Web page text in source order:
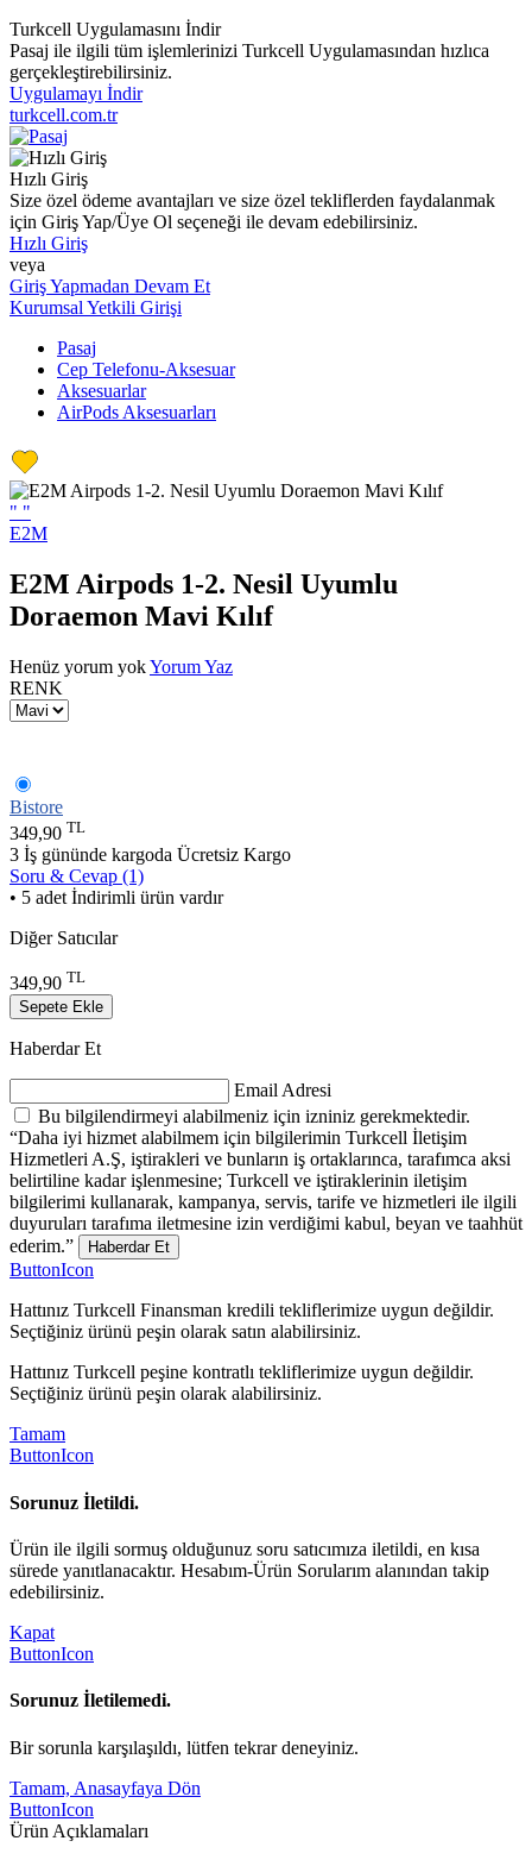
Turkcell Uygulamasını İndir
Pasaj ile ilgili tüm işlemlerinizi Turkcell Uygulamasından hızlıca
gerçekleştirebilirsiniz.
Uygulamayı İndir
turkcell.com.tr
Hızlı Giriş
Size özel ödeme avantajları ve size özel tekliflerden faydalanmak
için Giriş Yap/Üye Ol seçeneği ile devam edebilirsiniz.
Hızlı Giriş
veya
Giriş Yapmadan Devam Et
Kurumsal Yetkili Girişi
Pasaj
Cep Telefonu-Aksesuar
Aksesuarlar
AirPods Aksesuarları
" "
E2M
E2M Airpods 1-2. Nesil Uyumlu
Doraemon Mavi Kılıf
Henüz yorum yokYorum Yaz
RENK
Bistore
349,90 TL
3 İş gününde kargoda Ücretsiz Kargo
Soru & Cevap (1)
• 5 adet İndirimli ürün vardır
Diğer Satıcılar
349,90 TL
Sepete Ekle
Haberdar Et
Email Adresi
Bu bilgilendirmeyi alabilmeniz için izniniz gerekmektedir.
“Daha iyi hizmet alabilmem için bilgilerimin Turkcell İletişim
Hizmetleri A.Ş, iştirakleri ve bunların iş ortaklarınca, tarafımca aksi
belirtiline kadar işlenmesine; Turkcell ve iştiraklerinin iletişim
bilgilerimi kullanarak, kampanya, servis, tarife ve hizmetleri ile ilgili
duyuruları tarafıma iletmesine izin verdiğimi kabul, beyan ve taahhüt
ederim.”
Haberdar Et
ButtonIcon
Hattınız Turkcell Finansman kredili tekliflerimize uygun değildir.
Seçtiğiniz ürünü peşin olarak satın alabilirsiniz.
Hattınız Turkcell peşine kontratlı tekliflerimize uygun değildir.
Seçtiğiniz ürünü peşin olarak alabilirsiniz.
Tamam
ButtonIcon
Sorunuz İletildi.
Ürün ile ilgili sormuş olduğunuz soru satıcımıza iletildi, en kısa
sürede yanıtlanacaktır. Hesabım-Ürün Sorularım alanından takip
edebilirsiniz.
Kapat
ButtonIcon
Sorunuz İletilemedi.
Bir sorunla karşılaşıldı, lütfen tekrar deneyiniz.
Tamam, Anasayfaya Dön
ButtonIcon
Ürün Açıklamaları